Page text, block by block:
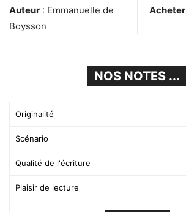
Auteur : Emmanuelle de
Boysson
Acheter
NOS NOTES ...
Originalité
Scénario
Qualité de l'écriture
Plaisir de lecture